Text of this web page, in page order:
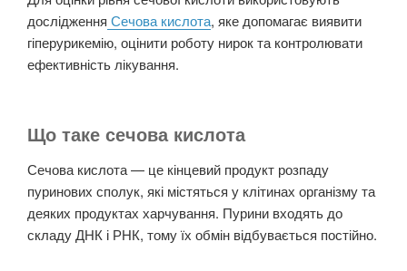
дослідження Сечова кислота, яке допомагає виявити
гіперурикемію, оцінити роботу нирок та контролювати
ефективність лікування.
Що таке сечова кислота
Сечова кислота — це кінцевий продукт розпаду
пуринових сполук, які містяться у клітинах організму та
деяких продуктах харчування. Пурини входять до
складу ДНК і РНК, тому їх обмін відбувається постійно.